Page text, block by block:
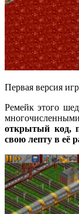
Первая версия
Ремейк этого
открытый код,
свою лепту в её